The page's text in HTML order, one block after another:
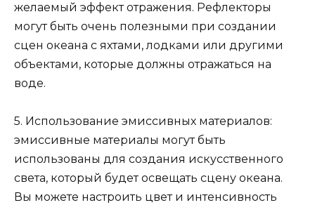
желаемый эффект отражения. Рефлекторы
могут быть очень полезными при создании
сцен океана с яхтами, лодками или другими
объектами, которые должны отражаться на
воде.
5. Использование эмиссивных материалов:
эмиссивные материалы могут быть
использованы для создания искусственного
света, который будет освещать сцену океана.
Вы можете настроить цвет и интенсивность